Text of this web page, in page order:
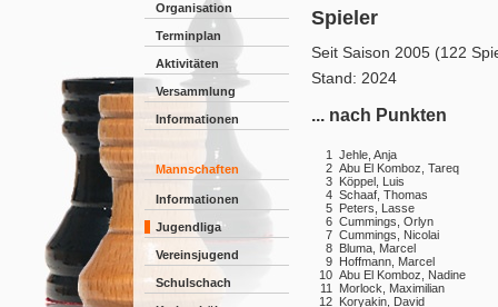
Organisation
Terminplan
Aktivitäten
Versammlung
Informationen
Mannschaften
Informationen
Jugendliga
Vereinsjugend
Schulschach
Spieler
Seit Saison 2005 (122
Stand: 2024
... nach Punkten
1
Jehle, Anja
2 Abu El Komboz, Tareq
3 Köppel, Luis
4 Schaaf, Thomas
5 Peters, Lasse
6 Cummings, Orlyn
7 Cummings, Nicolai
8 Bluma, Marcel
9 Hoffmann, Marcel
10 Abu El Komboz, Nadine
11
Morlock, Maximilian
12 Koryakin, David